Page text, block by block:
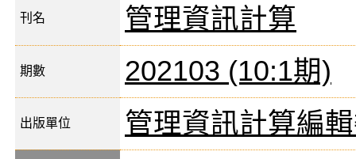
刊名 管理資訊計算
期數 202103 (10:1期)
出版單位 管理資訊計算編